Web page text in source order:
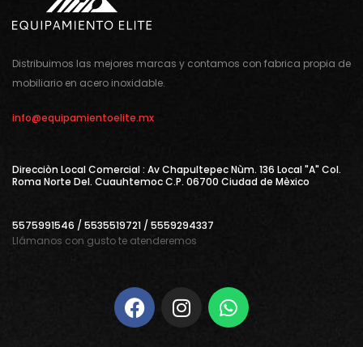
Distribuimos las mejores marcas y contamos con fabrica propia de
mobiliario en acero inoxidable.
info@equipamientoelite.mx
Direcciòn Local Comercial : Av Chapultepec Nùm. 136 Local "A" Col.
Roma Norte Del. Cuauhtemoc C.P. 06700 Ciudad de Mèxico
5575991546 / 5535519721 / 5559294337
Llámanos con gusto te atenderemos